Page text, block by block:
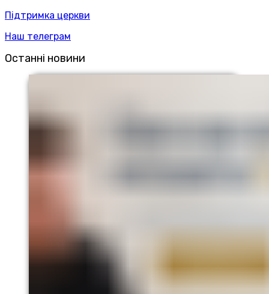
Підтримка церкви
Наш телеграм
Останні новини